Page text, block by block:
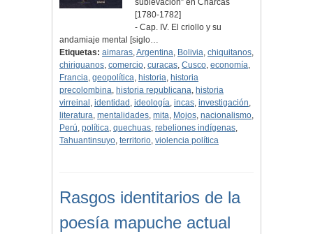
sublevación” en Charcas
[1780-1782]
- Cap. IV. El criollo y su
andamiaje mental [siglo…
Etiquetas: aimaras,Argentina, Bolivia, chiquitanos,
chiriguanos, comercio, curacas, Cusco, economía,
Francia, geopolítica, historia, historia
precolombina, historia republicana, historia
virreinal , identidad , ideología, incas, investigación,
literatura, mentalidades, mita, Mojos, nacionalismo,
Perú, política, quechuas, rebeliones indígenas,
Tahuantinsuyo, territorio, violencia política
Rasgos identitarios de la
poesía mapuche actual